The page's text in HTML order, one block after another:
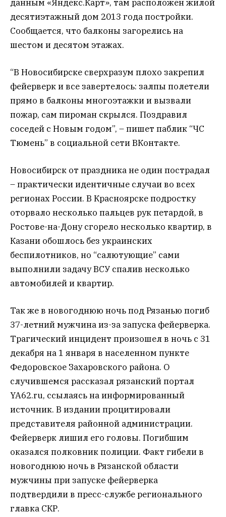
данным «Яндекс.Карт», там расположен жилой
десятиэтажный дом 2013 года постройки.
Сообщается, что балконы загорелись на
шестом и десятом этажах.
“В Новосибирске сверхразум плохо закрепил
фейерверк и все завертелось: залпы полетели
прямо в балконы многоэтажки и вызвали
пожар, сам пироман скрылся. Поздравил
соседей с Новым годом”, – пишет паблик “ЧС
Тюмень” в социальной сети ВКонтакте.
Новосибирск от праздника не один пострадал
– практически идентичные случаи во всех
регионах России. В Красноярске подростку
оторвало несколько пальцев рук петардой, в
Ростове-на-Дону сгорело несколько квартир, в
Казани обошлось без украинских
беспилотников, но “салютующие” сами
выполнили задачу ВСУ спалив несколько
автомобилей и квартир.
Так же в новогоднюю ночь под Рязанью погиб
37-летний мужчина из-за запуска фейерверка.
Трагический инцидент произошел в ночь с 31
декабря на 1 января в населенном пункте
Федоровское Захаровского района. О
случившемся рассказал рязанский портал
YA62.ru, ссылаясь на информированный
источник. В издании процитировали
представителя районной администрации.
Фейерверк лишил его головы. Погибшим
оказался полковник полиции. Факт гибели в
новогоднюю ночь в Рязанской области
мужчины при запуске фейерверка
подтвердили в пресс-службе регионального
главка СКР.